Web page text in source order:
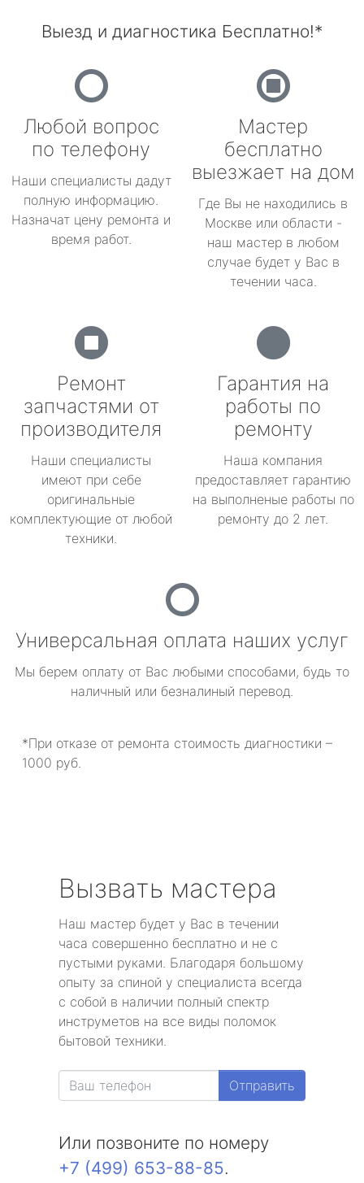
Выезд и диагностика Бесплатно!*
Любой вопрос
по телефону
Наши специалисты дадут
полную информацию.
Назначат цену ремонта и
время работ.
Мастер
бесплатно
выезжает на дом
Где Вы не находились в
Москве или области -
наш мастер в любом
случае будет у Вас в
течении часа.
Ремонт
запчастями от
производителя
Наши специалисты
имеют при себе
оригинальные
комплектующие от любой
техники.
Гарантия на
работы по
ремонту
Наша компания
предоставляет гарантию
на выполненые работы по
ремонту до 2 лет.
Универсальная оплата наших услуг
Мы берем оплату от Вас любыми способами, будь то
наличный или безналиный перевод.
*При отказе от ремонта стоимость диагностики –
1000 руб.
Вызвать мастера
Наш мастер будет у Вас в течении
часа совершенно бесплатно и не с
пустыми руками. Благодаря большому
опыту за спиной у специалиста всегда
с собой в наличии полный спектр
инструметов на все виды поломок
бытовой техники.
Отправить
Или позвоните по номеру
+7 (499) 653-88-85.